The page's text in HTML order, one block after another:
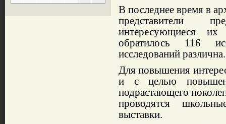
В последнее время в
представите­ли
интересующиеся
обратилось 116
исследований различна.
Для повышения
и с целью
подраста­ющего
проводятся
выставки.